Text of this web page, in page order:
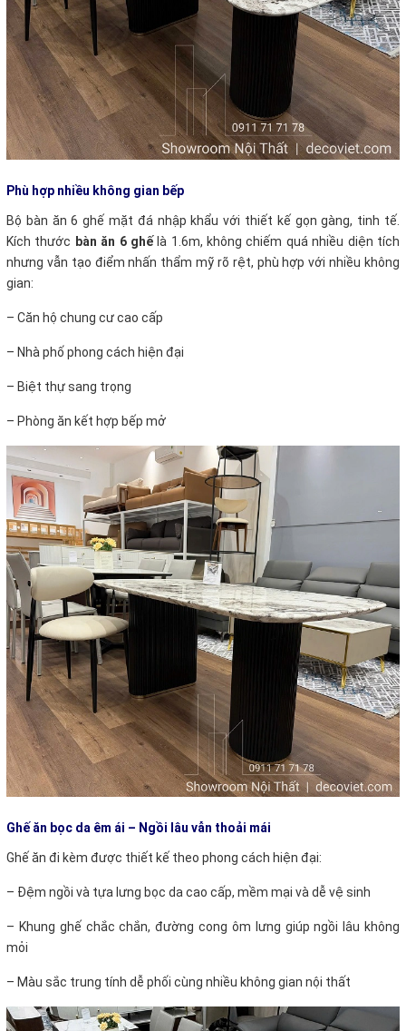
Phù hợp nhiều không gian bếp
Bộ bàn ăn 6 ghế mặt đá nhập khẩu với thiết kế gọn gàng, tinh tế.
Kích thước bàn ăn 6 ghếlà 1.6m, không chiếm quá nhiều diện tích
nhưng vẫn tạo điểm nhấn thẩm mỹ rõ rệt, phù hợp với nhiều không
gian:
– Căn hộ chung cư cao cấp
– Nhà phố phong cách hiện đại
– Biệt thự sang trọng
– Phòng ăn kết hợp bếp mở
Ghế ăn bọc da êm ái – Ngồi lâu vẫn thoải mái
Ghế ăn đi kèm được thiết kế theo phong cách hiện đại:
– Đệm ngồi và tựa lưng bọc da cao cấp, mềm mại và dễ vệ sinh
– Khung ghế chắc chắn, đường cong ôm lưng giúp ngồi lâu không
mỏi
– Màu sắc trung tính dễ phối cùng nhiều không gian nội thất